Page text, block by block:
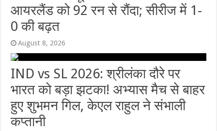
आयरलैंड को 92 रन से रौंदा; सीरीज में 1-
0 की बढ़त
August 8, 2026
IND vs SL 2026: श्रीलंका दौरे पर
भारत को बड़ा झटका! अभ्यास मैच से बाहर
हुए शुभमन गिल, केएल राहुल ने संभाली
कप्तानी